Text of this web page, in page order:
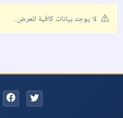
لا يوجد بيانات كافية للعرض .